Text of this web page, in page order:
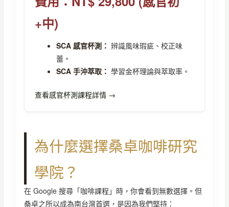
+中)
SCA 感官杯測： 辨識風味瑕疵、校正味
蕾。
SCA 手沖萃取： 學習金杯理論與萃取率。
查看感官杯測課程詳情 →
為什麼選擇桑卓咖啡研究
學院？
在 Google 搜尋「咖啡課程」時，你會看到無數選擇。但
桑卓之所以成為南台灣首選，是因為我們堅持：